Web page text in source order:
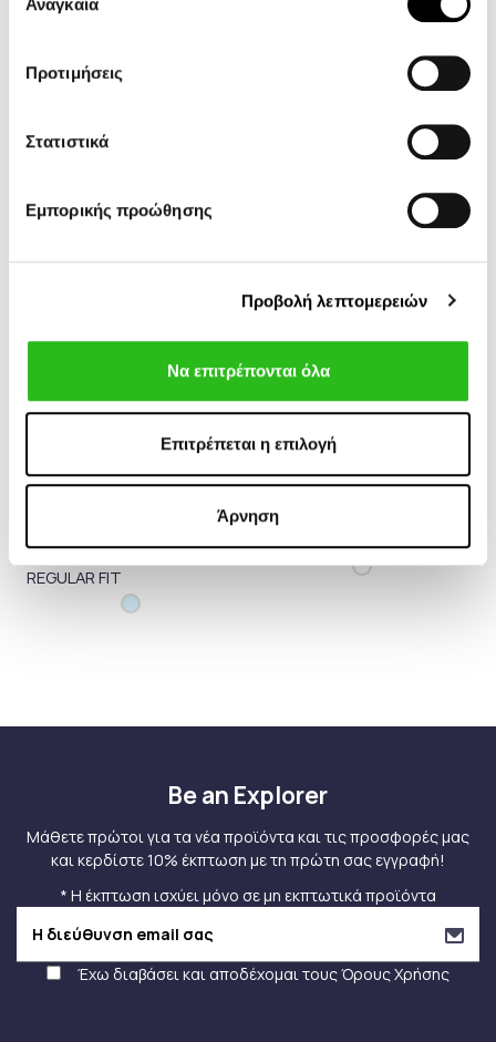
συγκατάθεσης
Αναγκαία
Προτιμήσεις
Στατιστικά
Εμπορικής προώθησης
Προβολή λεπτομερειών
Να επιτρέπονται όλα
Επιτρέπεται η επιλογή
Άρνηση
Ralph Lauren.
κατηγορία:
-40%
STRIPED
REGULAR FIT
78,00 €
130,00 €
ΠΟΥΚΑΜΙΣΟ ΜΕ
Be an Explorer
Μάθετε πρώτοι για τα νέα προϊόντα και τις προσφορές μας
και κερδίστε 10% έκπτωση με τη πρώτη σας εγγραφή!
* Η έκπτωση ισχύει μόνο σε μη εκπτωτικά προϊόντα
Έχω διαβάσει και αποδέχομαι τουςΌρους Χρήσης